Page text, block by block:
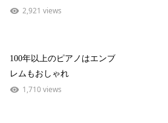
2,921 views
100年以上のピアノはエンブ
レムもおしゃれ
1,710 views